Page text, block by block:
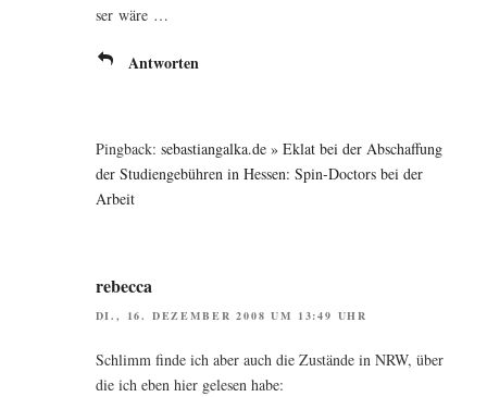
ser wäre …
Antworten
Pingback: sebastiangalka.de » Eklat bei der Abschaffung
der Studiengebühren in Hessen: Spin-Doctors bei der
Arbeit
rebecca
DI., 16. DEZEMBER 2008 UM 13:49 UHR
Schlimm fin­de ich aber auch die Zustän­de in NRW, über
die ich eben hier gele­sen habe: